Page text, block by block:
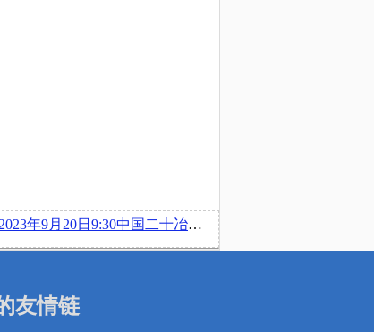
2023年9月20日9:30中国二十冶集团有限公司在博文楼220举行线下宣讲会
友情链